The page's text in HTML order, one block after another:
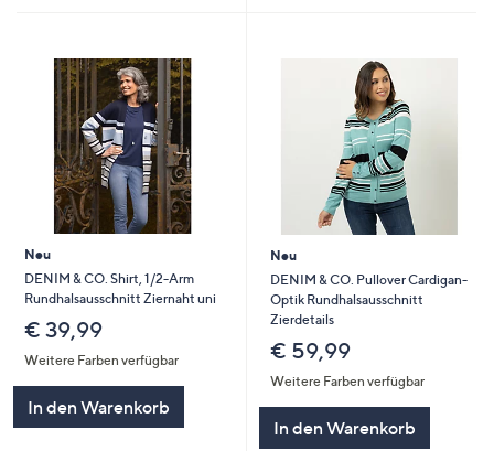
Neu
DENIM & CO. Shirt, 1/2-Arm
Rundhalsausschnitt Ziernaht uni
€ 39,99
Weitere Farben verfügbar
In den Warenkorb
Neu
DENIM & CO. Pullover Cardigan-
Optik Rundhalsausschnitt
Zierdetails
€ 59,99
Weitere Farben verfügbar
In den Warenkorb